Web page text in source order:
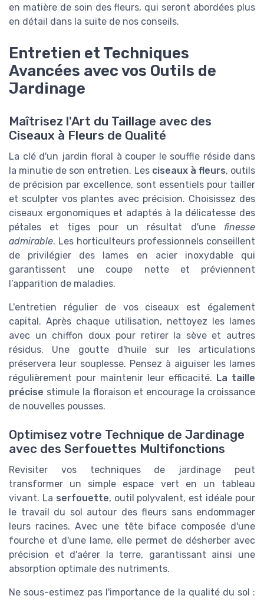
en matière de soin des fleurs, qui seront abordées plus
en détail dans la suite de nos conseils.
Entretien et Techniques
Avancées avec vos Outils de
Jardinage
Maîtrisez l'Art du Taillage avec des
Ciseaux à Fleurs de Qualité
La clé d'un jardin floral à couper le souffle réside dans
la minutie de son entretien. Les ciseaux à fleurs, outils
de précision par excellence, sont essentiels pour tailler
et sculpter vos plantes avec précision. Choisissez des
ciseaux ergonomiques et adaptés à la délicatesse des
pétales et tiges pour un résultat d'une finesse
admirable. Les horticulteurs professionnels conseillent
de privilégier des lames en acier inoxydable qui
garantissent une coupe nette et préviennent
l’apparition de maladies.
L'entretien régulier de vos ciseaux est également
capital. Après chaque utilisation, nettoyez les lames
avec un chiffon doux pour retirer la sève et autres
résidus. Une goutte d'huile sur les articulations
préservera leur souplesse. Pensez à aiguiser les lames
régulièrement pour maintenir leur efficacité. La taille
précise stimule la floraison et encourage la croissance
de nouvelles pousses.
Optimisez votre Technique de Jardinage
avec des Serfouettes Multifonctions
Revisiter vos techniques de jardinage peut
transformer un simple espace vert en un tableau
vivant. La serfouette, outil polyvalent, est idéale pour
le travail du sol autour des fleurs sans endommager
leurs racines. Avec une tête biface composée d'une
fourche et d'une lame, elle permet de désherber avec
précision et d'aérer la terre, garantissant ainsi une
absorption optimale des nutriments.
Ne sous-estimez pas l'importance de la qualité du sol :